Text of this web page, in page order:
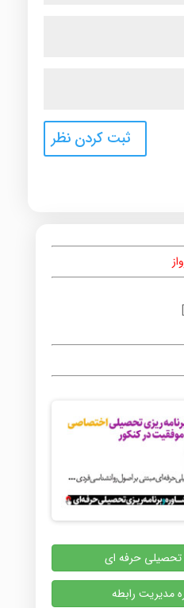
حرفه ای
مدیریت رابطه